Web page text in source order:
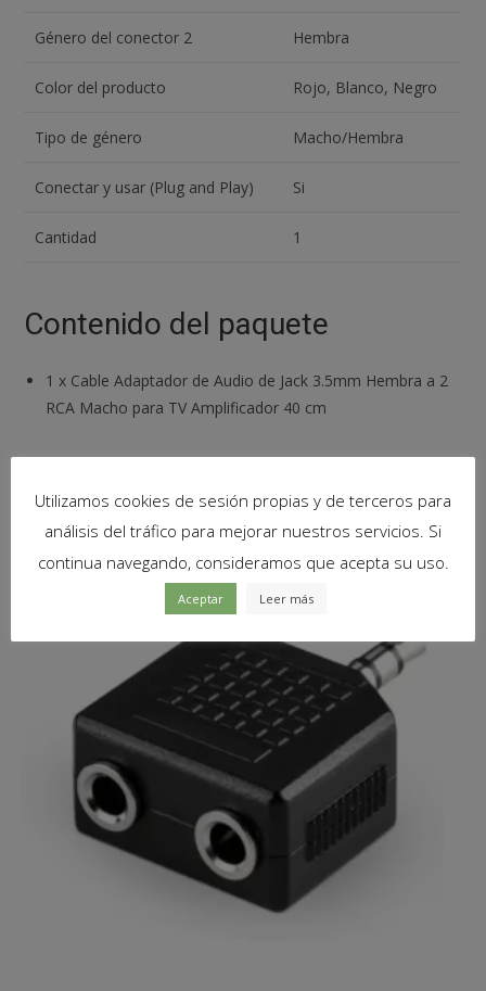
Género del conector 2 Hembra
Color del producto Rojo, Blanco, Negro
Tipo de género Macho/Hembra
Conectar y usar (Plug and Play) Si
Cantidad 1
Contenido del paquete
1 x Cable Adaptador de Audio de Jack 3.5mm Hembra a 2
RCA Macho para TV Amplificador 40 cm
Productos relacionados
Utilizamos cookies de sesión propias y de terceros para
análisis del tráfico para mejorar nuestros servicios. Si
continua navegando, consideramos que acepta su uso.
Aceptar Leer más